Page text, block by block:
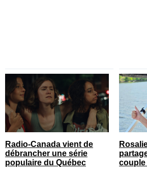
Radio-Canada vient de
débrancher une série
populaire du Québec
couple